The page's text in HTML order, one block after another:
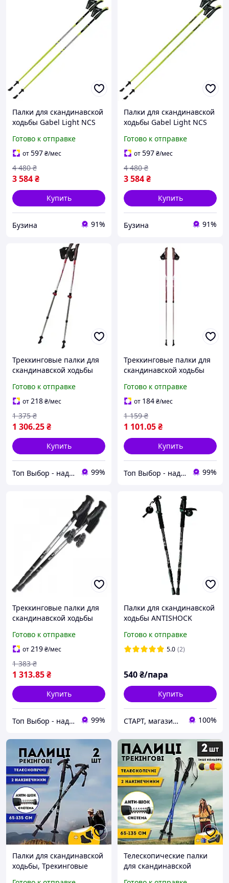
Палки для скандинавской
ходьбы Gabel Light NCS
buzyna
Готово к отправке
от597₴/мес
3 584₴
4 480 ₴
Купить
Бузина 91%
Палки для скандинавской
ходьбы Gabel Light NCS
buzyna
Готово к отправке
от597₴/мес
3 584₴
4 480 ₴
Купить
Бузина 91%
Треккинговые палки для
скандинавской ходьбы
Готово к отправке
от218₴/мес
1 306.25₴
1 375 ₴
Купить
Топ Выбор - надежный магазин, провереный временем 99%
Треккинговые палки для
скандинавской ходьбы
Fitnes TRR-011
Готово к отправке
от 184₴/мес
1 101.05₴
1 159 ₴
Купить
Топ Выбор - надежный магазин, провереный временем 99%
Треккинговые палки для
скандинавской ходьбы
Trekking TRR-003
Готово к отправке
от219₴/мес
1 313.85₴
1 383 ₴
Купить
Топ Выбор - надежный магазин, провереный временем 99%
Палки для скандинавской
ходьбы ANTISHOCK
алюминиевые 63 135 см
(пара) для туризма и
Готово к отправке
5.0 (2)
540₴/пара
Купить
СТАРТ, магазин спортивных товаров 100%
Палки для скандинавской
ходьбы, Трекинговые
Телескопические палки
для скандинавской